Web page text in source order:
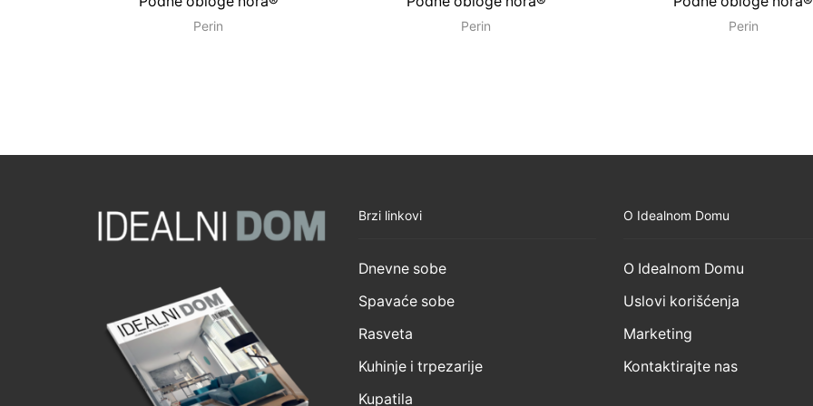
Perin Perin Perin
Brzi linkovi
Dnevne sobe
Spavaće sobe
Rasveta
Kuhinje i trpezarije
Kupatila
O Idealnom Domu
O Idealnom Domu
Uslovi korišćenja
Marketing
Kontaktirajte nas